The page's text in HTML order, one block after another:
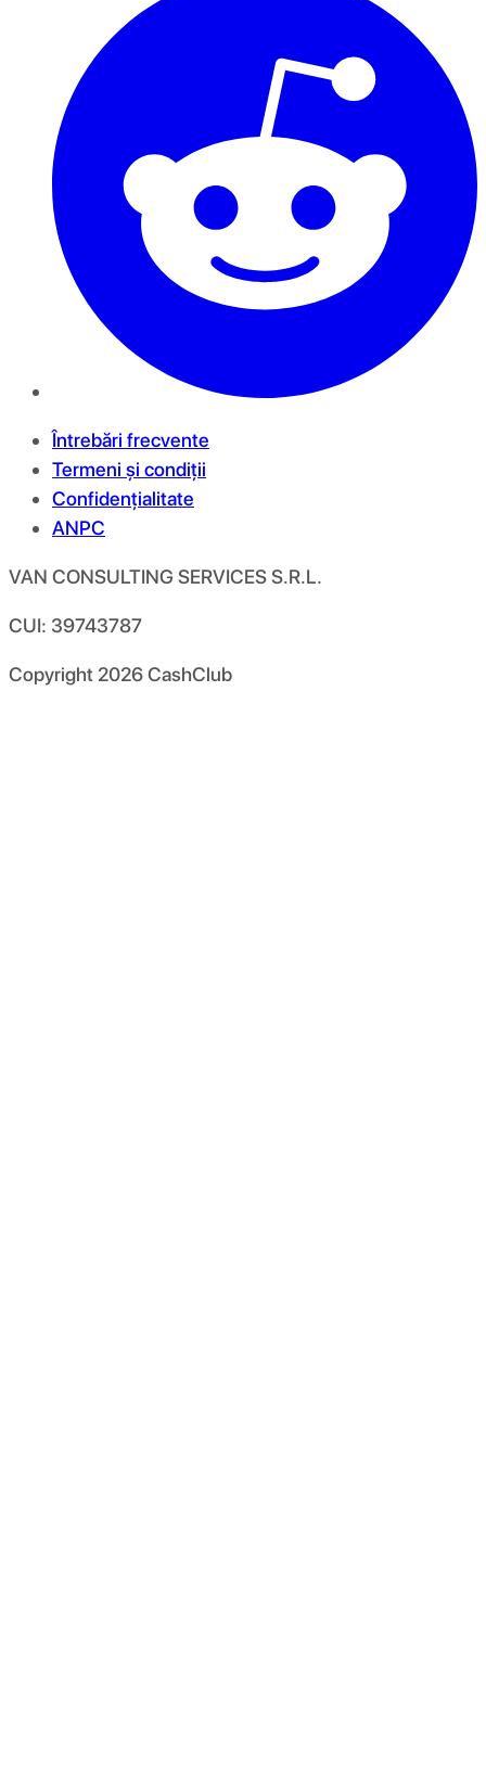
Întrebări frecvente
Termeni și condiții
Confidențialitate
ANPC
VAN CONSULTING SERVICES S.R.L.
CUI: 39743787
Copyright 2026CashClub